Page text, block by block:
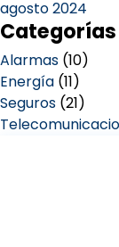
agosto 2024
Categorías
Alarmas (10)
Energía (11)
Seguros (21)